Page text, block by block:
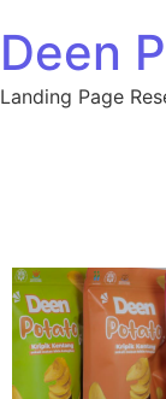
Deen
Landing Page